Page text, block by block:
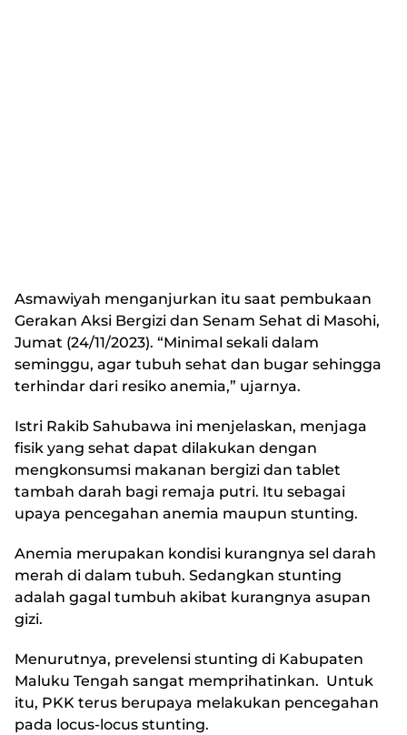
Asmawiyah menganjurkan itu saat pembukaan
Gerakan Aksi Bergizi dan Senam Sehat di Masohi,
Jumat (24/11/2023). “Minimal sekali dalam
seminggu, agar tubuh sehat dan bugar sehingga
terhindar dari resiko anemia,” ujarnya.
Istri Rakib Sahubawa ini menjelaskan, menjaga
fisik yang sehat dapat dilakukan dengan
mengkonsumsi makanan bergizi dan tablet
tambah darah bagi remaja putri. Itu sebagai
upaya pencegahan anemia maupun stunting.
Anemia merupakan kondisi kurangnya sel darah
merah di dalam tubuh. Sedangkan stunting
adalah gagal tumbuh akibat kurangnya asupan
gizi.
Menurutnya, prevelensi stunting di Kabupaten
Maluku Tengah sangat memprihatinkan. Untuk
itu, PKK terus berupaya melakukan pencegahan
pada locus-locus stunting.